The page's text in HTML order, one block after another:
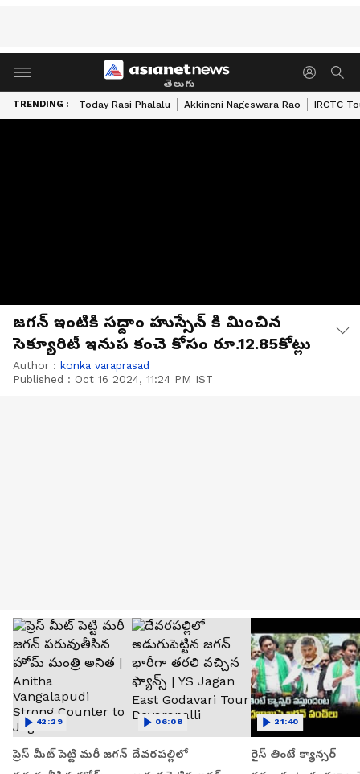
తెలుగు
TRENDING : Today Rasi Phalalu Akkineni Nageswara Rao IRCTC
జగన్ ఇంటికి సద్దాం హుస్సేన్ కి మించిన
సెక్యూరిటీ ఇనుప కంచె కోసం రూ.12.85కోట్లు
Author : konka varaprasad
Published : Oct 16 2024, 11:24 PM IST
ప్రెస్ మీట్ పెట్టి మరీ జగన్
42:29
దేవరపల్లిలో
06:08
రైస్ తింటే క్యాన్సర్
21:40